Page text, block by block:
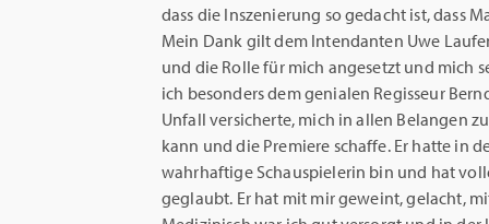
dass die Inszenierung so gedacht ist, dass
Mein Dank gilt dem Intendanten Uwe
und die Rolle für mich angesetzt und mich
ich besonders dem genialen Regisseur
Unfall versicherte, mich in allen Belangen
kann und die Premiere schaffe. Er hatte in
wahrhaftige Schauspielerin bin und hat
geglaubt. Er hat mit mir geweint, gelacht,